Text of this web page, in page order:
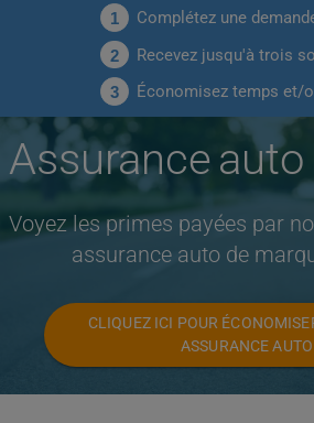
1 Complétez une
2 Recevez jusqu'à trois
3 Économisez temps et/
Assurance
Voyez les primes payées par
assurance auto de
CLIQUEZ ICI POUR
ASSURANCE AUTO